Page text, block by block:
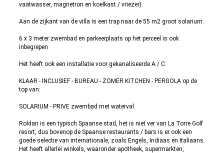
vaatwasser, magnetron en koelkast / vriezer).
Aan de zijkant van de villa is een trap naar de 55 m2 groot solarium.
6 x 3 meter zwembad en parkeerplaats op het perceel is ook
inbegrepen
Het heeft ook een installatie voor gekanaliseerde A / C.
KLAAR - INCLUSIEF - BUREAU - ZOMER KITCHEN - PERGOLA op de
top van:
SOLARIUM - PRIVE zwembad met waterval.
Roldan is een typisch Spaanse stad, het is niet ver van La Torre Golf
resort, dus bovenop de Spaanse restaurants / bars is er ook een
goede selectie van internationale, zoals Engels, Indiaas en Italiaans.
Het heeft allerlei winkels, waaronder apotheek, supermarkten,